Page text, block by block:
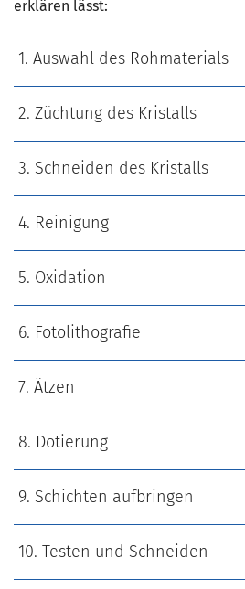
erklären lässt:
1. Auswahl des Rohmaterials
2. Züchtung des Kristalls
3. Schneiden des Kristalls
4. Reinigung
5. Oxidation
6. Fotolithografie
7. Ätzen
8. Dotierung
9. Schichten aufbringen
10. Testen und Schneiden